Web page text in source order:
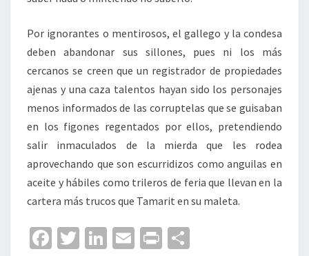
Por ignorantes o mentirosos, el gallego y la condesa
deben abandonar sus sillones, pues ni los más
cercanos se creen que un registrador de propiedades
ajenas y una caza talentos hayan sido los personajes
menos informados de las corruptelas que se guisaban
en los figones regentados por ellos, pretendiendo
salir inmaculados de la mierda que les rodea
aprovechando que son escurridizos como anguilas en
aceite y hábiles como trileros de feria que llevan en la
cartera más trucos que Tamarit en su maleta.
Fa T
Li
E
Pr